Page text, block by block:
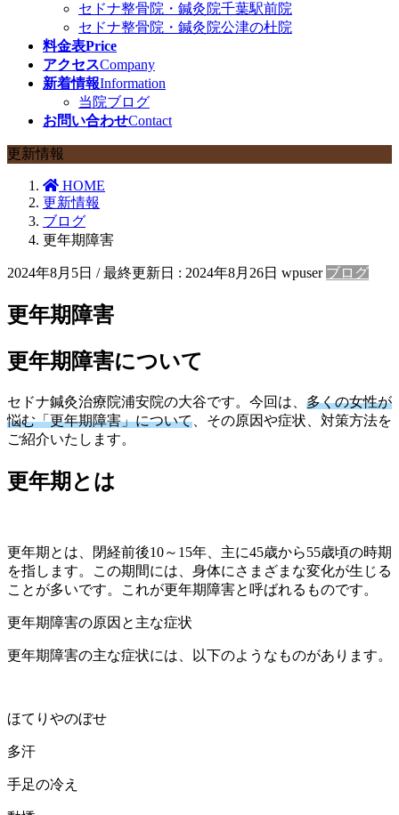
セドナ整骨院・鍼灸院千葉駅前院
セドナ整骨院・鍼灸院公津の杜院
料金表Price
アクセスCompany
新着情報Information
当院ブログ
お問い合わせContact
更新情報
HOME
更新情報
ブログ
更年期障害
2024年8月5日 / 最終更新日 : 2024年8月26日 wpuser ブログ
更年期障害
更年期障害について
セドナ鍼灸治療院浦安院の大谷です。今回は、 多くの女性が
悩む「更年期障害」について 、その原因や症状、対策方法を
ご紹介いたします。
更年期とは
更年期とは、閉経前後10～15年、主に45歳から55歳頃の時期
を指します。この期間には、身体にさまざまな変化が生じる
ことが多いです。これが更年期障害と呼ばれるものです。
更年期障害の原因と主な症状
更年期障害の主な症状には、以下のようなものがあります。
ほてりやのぼせ
多汗
手足の冷え